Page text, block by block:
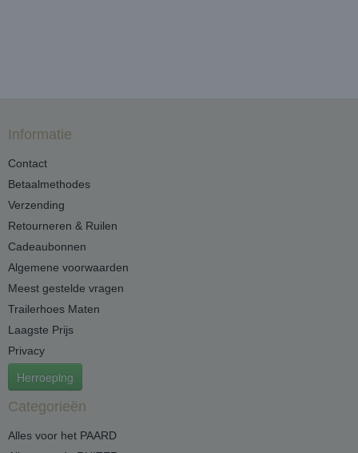
Informatie
Contact
Betaalmethodes
Verzending
Retourneren & Ruilen
Cadeaubonnen
Algemene voorwaarden
Meest gestelde vragen
Trailerhoes Maten
Laagste Prijs
Privacy
Herroeping
Categorieën
Alles voor het PAARD